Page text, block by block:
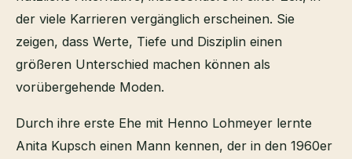
der viele Karrieren vergänglich erscheinen. Sie
zeigen, dass Werte, Tiefe und Disziplin einen
größeren Unterschied machen können als
vorübergehende Moden.
Durch ihre erste Ehe mit Henno Lohmeyer lernte
Anita Kupsch einen Mann kennen, der in den 1960er